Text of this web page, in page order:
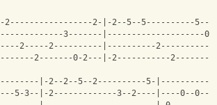
2-----------------2-|-2--5--5----------
3-------|--------------------0-
2-----2----------|----------
2-------0-2---|-2-----------
|-2--2--5--2----------5-
5-3--|-2-------------3--2----|----0--